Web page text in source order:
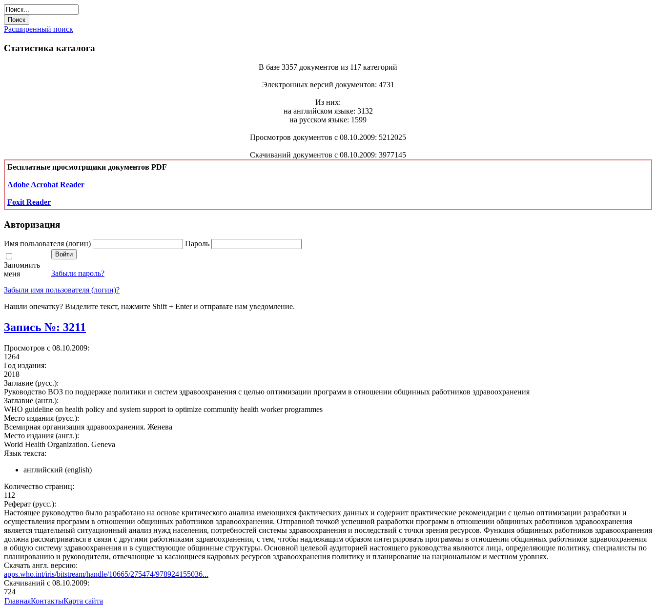
Расширенный поиск
Статистика каталога
В базе 3357 документов из 117 категорий
Электронных версий документов: 4731
Из них:
на английском языке: 3132
на русском языке: 1599
Просмотров документов с 08.10.2009: 5212025
Скачиваний документов с 08.10.2009: 3977145
Бесплатные просмотрщики документов PDF
Adobe Acrobat Reader
Foxit Reader
Авторизация
Имя пользователя (логин) Пароль
Запомнить
меня
Забыли пароль?
Забыли имя пользователя (логин)?
Нашли опечатку? Выделите текст, нажмите Shift + Enter и отправьте нам уведомление.
Запись №: 3211
Просмотров с 08.10.2009:
1264
Год издания:
2018
Заглавие (русс.):
Руководство ВОЗ по поддержке политики и систем здравоохранения с целью оптимизации программ в отношении общинных работников здравоохранения
Заглавие (англ.):
WHO guideline on health policy and system support to optimize community health worker programmes
Место издания (русс.):
Всемирная организация здравоохранения. Женева
Место издания (англ.):
World Health Organization. Geneva
Язык текста:
английский (english)
Количество страниц:
112
Реферат (русс.):
Настоящее руководство было разработано на основе критического анализа имеющихся фактических данных и содержит практические рекомендации с целью оптимизации разработки и
осуществления программ в отношении общинных работников здравоохранения. Отправной точкой успешной разработки программ в отношении общинных работников здравоохранения
является тщательный ситуационный анализ нужд населения, потребностей системы здравоохранения и последствий с точки зрения ресурсов. Функция общинных работников здравоохранения
должна рассматриваться в связи с другими работниками здравоохранения, с тем, чтобы надлежащим образом интегрировать программы в отношении общинных работников здравоохранения
в общую систему здравоохранения и в существующие общинные структуры. Основной целевой аудиторией настоящего руководства являются лица, определяющие политику, специалисты по
планированию и руководители, отвечающие за касающиеся кадровых ресурсов здравоохранения политику и планирование на национальном и местном уровнях.
Скачать англ. версию:
apps.who.int/iris/bitstream/handle/10665/275474/978924155036...
Cкачиваний с 08.10.2009:
724
ГлавнаяКонтактыКарта сайта